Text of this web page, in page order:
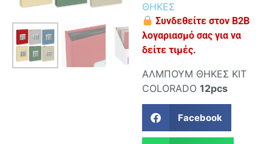
ΘΗΚΕΣ
Συνδεθείτε στον B2B
λογαριασμό σας για να
δείτε τιμές.
ΑΛΜΠΟΥΜ ΘΗΚΕΣ ΚΙΤ
COLORADO 12pcs
Facebook